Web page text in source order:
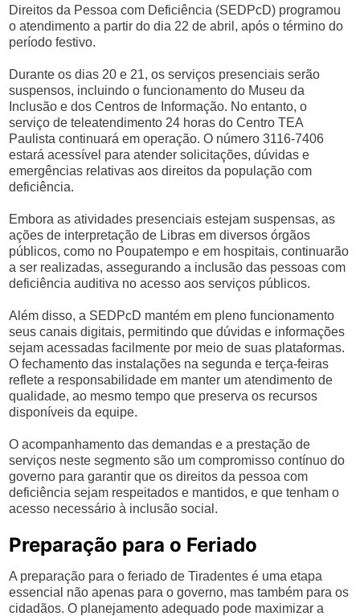
Direitos da Pessoa com Deficiência (SEDPcD) programou
o atendimento a partir do dia 22 de abril, após o término do
período festivo.
Durante os dias 20 e 21, os serviços presenciais serão
suspensos, incluindo o funcionamento do Museu da
Inclusão e dos Centros de Informação. No entanto, o
serviço de teleatendimento 24 horas do Centro TEA
Paulista continuará em operação. O número 3116-7406
estará acessível para atender solicitações, dúvidas e
emergências relativas aos direitos da população com
deficiência.
Embora as atividades presenciais estejam suspensas, as
ações de interpretação de Libras em diversos órgãos
públicos, como no Poupatempo e em hospitais, continuarão
a ser realizadas, assegurando a inclusão das pessoas com
deficiência auditiva no acesso aos serviços públicos.
Além disso, a SEDPcD mantém em pleno funcionamento
seus canais digitais, permitindo que dúvidas e informações
sejam acessadas facilmente por meio de suas plataformas.
O fechamento das instalações na segunda e terça-feiras
reflete a responsabilidade em manter um atendimento de
qualidade, ao mesmo tempo que preserva os recursos
disponíveis da equipe.
O acompanhamento das demandas e a prestação de
serviços neste segmento são um compromisso contínuo do
governo para garantir que os direitos da pessoa com
deficiência sejam respeitados e mantidos, e que tenham o
acesso necessário à inclusão social.
Preparação para o Feriado
A preparação para o feriado de Tiradentes é uma etapa
essencial não apenas para o governo, mas também para os
cidadãos. O planejamento adequado pode maximizar a